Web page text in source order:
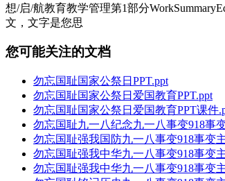
想/启/航教育教学管理第1部分
文，文字是您思
您可能关注的文档
勿忘国耻国家公祭日PPT.ppt
勿忘国耻国家公祭日爱国教育PPT.ppt
勿忘国耻国家公祭日爱国教育PPT课件
勿忘国耻九一八纪念九一八事变918事
勿忘国耻强我国防九一八事变918事变
勿忘国耻强我中华九一八事变918事变
勿忘国耻强我中华九一八事变918事变